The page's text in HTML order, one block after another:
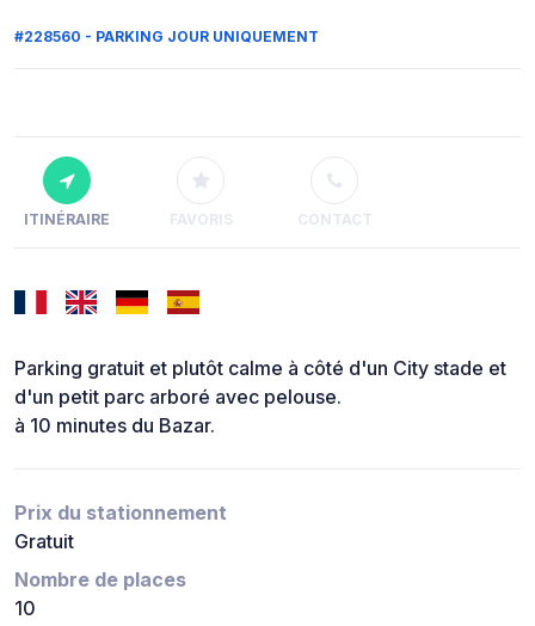
#228560 - PARKING JOUR UNIQUEMENT
ITINÉRAIRE FAVORIS CONTACT
Parking gratuit et plutôt calme à côté d'un City stade et
d'un petit parc arboré avec pelouse.
à 10 minutes du Bazar.
Prix du stationnement
Gratuit
Nombre de places
10